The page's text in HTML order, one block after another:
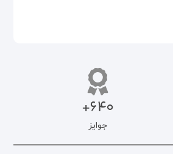
640+
جوایز